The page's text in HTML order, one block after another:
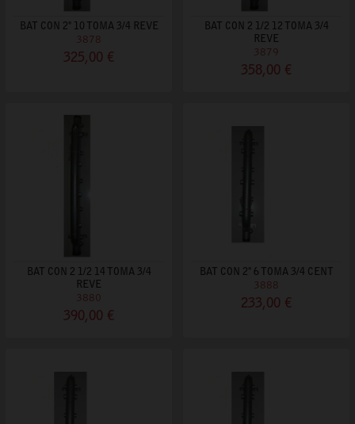
BAT CON 2" 10 TOMA 3/4 REVE
3878
325,00 €
BAT CON 2 1/2 12 TOMA 3/4
REVE
3879
358,00 €
BAT CON 2 1/2 14 TOMA 3/4
REVE
3880
390,00 €
BAT CON 2" 6 TOMA 3/4 CENT
3888
233,00 €